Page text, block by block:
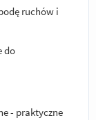
ruchów i
do
- praktyczne